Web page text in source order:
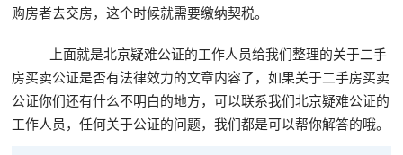
购房者去交房，这个时候就需要缴纳契税。
上面就是北京疑难公证的工作人员给我们整理的关于二手
房买卖公证是否有法律效力的文章内容了，如果关于二手房买卖
公证你们还有什么不明白的地方，可以联系我们北京疑难公证的
工作人员，任何关于公证的问题，我们都是可以帮你解答的哦。